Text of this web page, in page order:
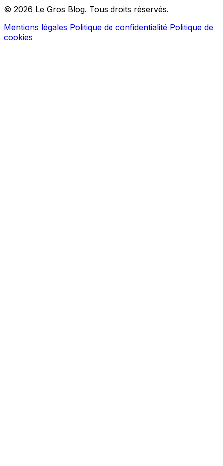
© 2026 Le Gros Blog. Tous droits réservés.
Mentions légales Politique de confidentialité Politique de
cookies